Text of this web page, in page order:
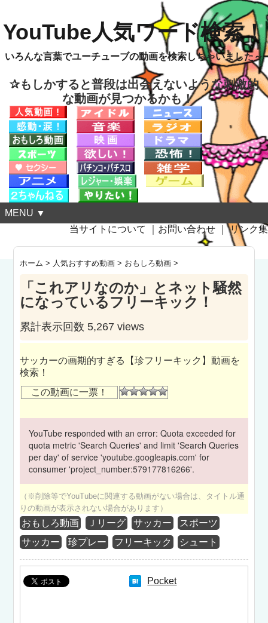
YouTube人気ワード検索！
いろんな言葉でユーチューブの動画を検索しちゃいました～
✰もしかすると普段は出会えないような刺激的
な動画が見つかるかも！
MENU ▼
当サイトについて
お問い合わせ ｜リンク集
ホーム > 人気おすすめ動画 > おもしろ動画 >
「これアリなのか」とネット騒然
になっているフリーキック！
累計表示回数 5,267 views
サッカーの画期的すぎる【珍フリーキック】動画を
検索！
この動画に一票！
YouTube responded with an error: Quota exceeded for
quota metric 'Search Queries' and limit 'Search Queries
per day' of service 'youtube.googleapis.com' for
consumer 'project_number:579177816266'.
（※削除等でYouTubeに関連する動画がない場合は、タイトル通
りの動画が表示されない場合があります）
おもしろ動画 Ｊリーグ サッカー
スポーツ
サッカー
珍プレー フリーキック シュート
Pocket